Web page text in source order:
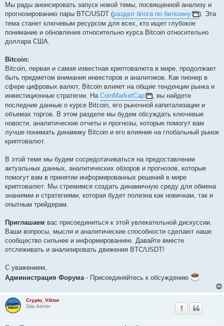
Мы рады анонсировать запуск новой темы, посвященной анализу и
прогнозированию пары BTC/USDT (раздел блога по биткоину
). Эта
тема станет ключевым ресурсом для всех, кто ищет глубокое
понимание и обновления относительно курса Bitcoin относительно
доллара США.
Bitcoin:
Bitcoin, первая и самая известная криптовалюта в мире, продолжает
быть предметом внимания инвесторов и аналитиков. Как пионер в
сфере цифровых валют, Bitcoin влияет на общие тенденции рынка и
инвестиционные стратегии. На CoinMarketCap
, вы найдете
последние данные о курсе Bitcoin, его рыночной капитализации и
объемах торгов. В этом разделе мы будем обсуждать ключевые
новости, аналитические отчеты и прогнозы, которые помогут вам
лучше понимать динамику Bitcoin и его влияние на глобальный рынок
криптовалют.
В этой теме мы будем сосредотачиваться на предоставлении
актуальных данных, аналитических обзоров и прогнозов, которые
помогут вам в принятии информированных решений в мире
криптовалют. Мы стремимся создать динамичную среду для обмена
знаниями и стратегиями, которая будет полезна как новичкам, так и
опытным трейдерам.
Приглашаем вас присоединиться к этой увлекательной дискуссии.
Ваши вопросы, мысли и аналитические способности сделают наше
сообщество сильнее и информированнее. Давайте вместе
отслеживать и анализировать движения BTC/USDT!
С уважением,
Администрация Форума- Присоединяйтесь к обсуждению
Crypto_Viktor
Site Admin